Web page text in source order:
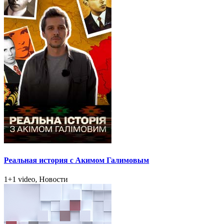
Реальная история с Акимом Галимовым
1+1 video, Новости